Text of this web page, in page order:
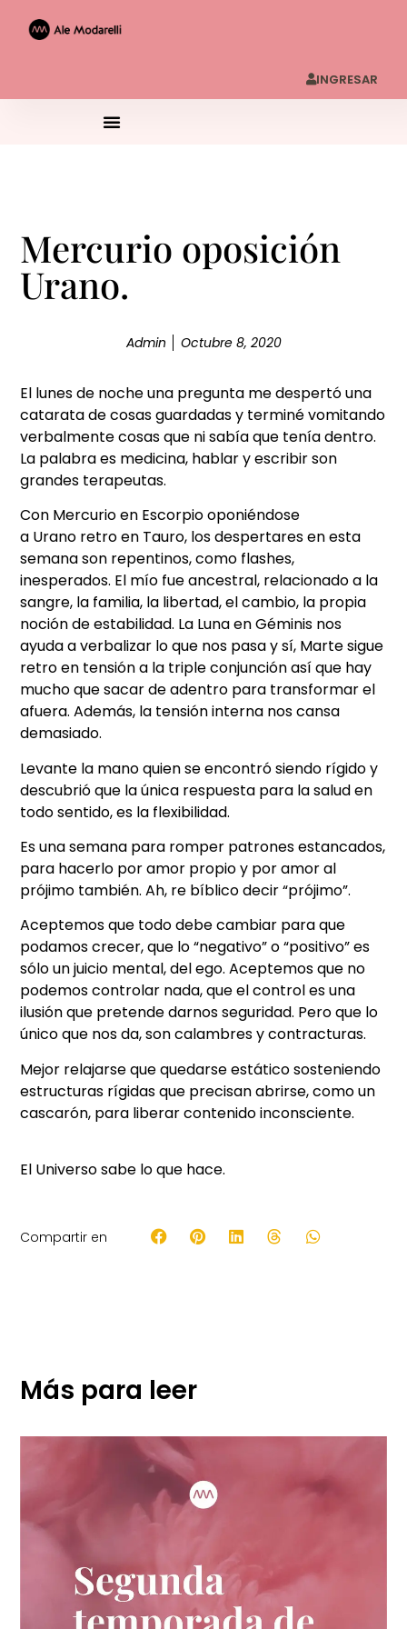
INGRESAR
Mercurio oposición
Urano.
Admin Octubre 8, 2020
El lunes de noche una pregunta me despertó una
catarata de cosas guardadas y terminé vomitando
verbalmente cosas que ni sabía que tenía dentro.
La palabra es medicina, hablar y escribir son
grandes terapeutas.
Con Mercurio en Escorpio oponiéndose
a Urano retro en Tauro, los despertares en esta
semana son repentinos, como flashes,
inesperados. El mío fue ancestral, relacionado a la
sangre, la familia, la libertad, el cambio, la propia
noción de estabilidad. La Luna en Géminis nos
ayuda a verbalizar lo que nos pasa y sí, Marte sigue
retro en tensión a la triple conjunción así que hay
mucho que sacar de adentro para transformar el
afuera. Además, la tensión interna nos cansa
demasiado.
Levante la mano quien se encontró siendo rígido y
descubrió que la única respuesta para la salud en
todo sentido, es la flexibilidad.
Es una semana para romper patrones estancados,
para hacerlo por amor propio y por amor al
prójimo también. Ah, re bíblico decir “prójimo”.
Aceptemos que todo debe cambiar para que
podamos crecer, que lo “negativo” o “positivo” es
sólo un juicio mental, del ego. Aceptemos que no
podemos controlar nada, que el control es una
ilusión que pretende darnos seguridad. Pero que lo
único que nos da, son calambres y contracturas.
Mejor relajarse que quedarse estático sosteniendo
estructuras rígidas que precisan abrirse, como un
cascarón, para liberar contenido inconsciente.
El Universo sabe lo que hace.
Compartir en
Más para leer